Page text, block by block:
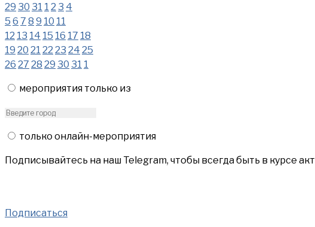
29 30 31 1 2 3 4
5 6 7 8 9 10 11
12 13 14 15 16 17 18
19 20 21 22 23 24 25
26 27 28 29 30 31 1
мероприятия только из
только онлайн-мероприятия
Подписывайтесь на наш Telegram, чтобы всегда быть в курсе
Подписаться